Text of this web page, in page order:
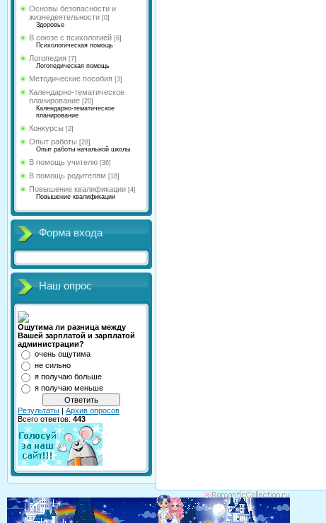
Основы безопасности и
жизнедеятельности [0]
Здоровье
В союзе с психологией [6]
Психологическая помощь
Логопедия [7]
Логопедическая помощь
Методические пособия [3]
Календарно-тематическое
планирование [20]
Календарно-тематическое
планирование
Конкурсы [2]
Опыт работы [28]
Опыт работы начальной школы
В помощь учителю [36]
В помощь родителям [18]
Повышение квалификации [4]
Повышение квалификации
Форма входа
Наш опрос
Ощутима ли разница между
Вашей зарплатой и зарплатой
администрации?
очень ощутима
не сильно
я получаю больше
я получаю меньше
Результаты | Архив опросов
Всего ответов: 443